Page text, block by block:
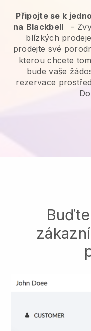
Připojte se k
na Blackbell -
blízkých
prodejte své
kterou chcete
bude vaše
rezervace